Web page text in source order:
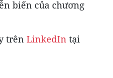
biến của chương
trên LinkedIn tại